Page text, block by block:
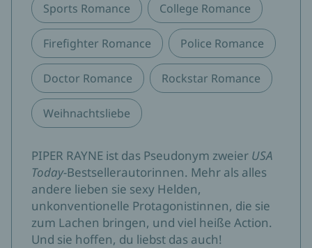
Sports Romance College Romance
Firefighter Romance Police Romance
Doctor Romance Rockstar Romance
Weihnachtsliebe
PIPER RAYNE ist das Pseudonym zweier USA
Today-Bestsellerautorinnen. Mehr als alles
andere lieben sie sexy Helden,
unkonventionelle Protagonistinnen, die sie
zum Lachen bringen, und viel heiße Action.
Und sie hoffen, du liebst das auch!